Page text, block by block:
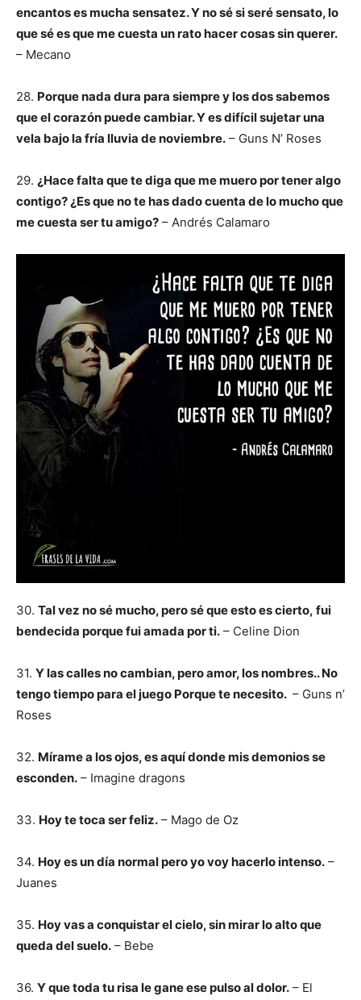
encantos es mucha sensatez. Y no sé si seré sensato, lo
que sé es que me cuesta un rato hacer cosas sin querer.
– Mecano
28. Porque nada dura para siempre y los dos sabemos
que el corazón puede cambiar. Y es difícil sujetar una
vela bajo la fría lluvia de noviembre. – Guns N’ Roses
29. ¿Hace falta que te diga que me muero por tener algo
contigo? ¿Es que no te has dado cuenta de lo mucho que
me cuesta ser tu amigo? – Andrés Calamaro
30. Tal vez no sé mucho, pero sé que esto es cierto, fui
bendecida porque fui amada por ti. – Celine Dion
31. Y las calles no cambian, pero amor, los nombres.. No
tengo tiempo para el juego Porque te necesito. – Guns n’
Roses
32. Mírame a los ojos, es aquí donde mis demonios se
esconden. – Imagine dragons
33. Hoy te toca ser feliz. – Mago de Oz
34. Hoy es un día normal pero yo voy hacerlo intenso. –
Juanes
35. Hoy vas a conquistar el cielo, sin mirar lo alto que
queda del suelo. – Bebe
36. Y que toda tu risa le gane ese pulso al dolor. – El